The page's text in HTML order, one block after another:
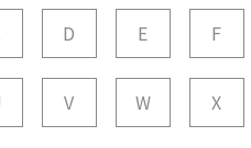
D E F
V W X